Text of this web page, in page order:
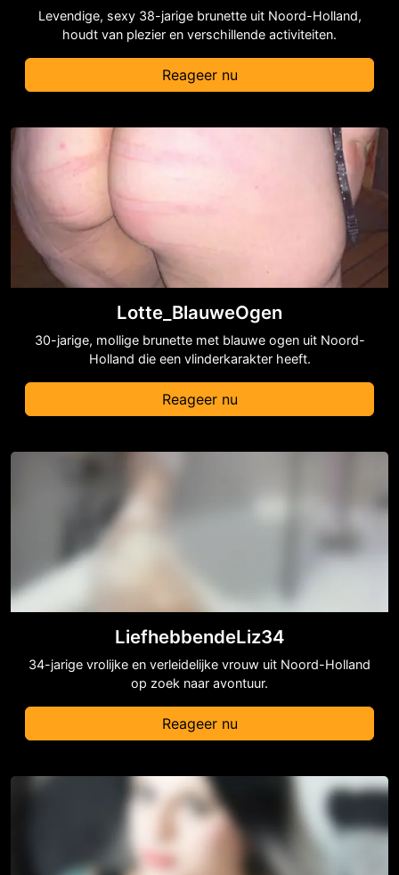
Levendige, sexy 38-jarige brunette uit Noord-Holland,
houdt van plezier en verschillende activiteiten.
Reageer nu
Lotte_BlauweOgen
30-jarige, mollige brunette met blauwe ogen uit Noord-
Holland die een vlinderkarakter heeft.
Reageer nu
LiefhebbendeLiz34
34-jarige vrolijke en verleidelijke vrouw uit Noord-Holland
op zoek naar avontuur.
Reageer nu